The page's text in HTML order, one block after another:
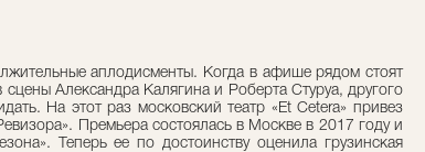
аплодисменты. Когда в афише рядом стоят
Александра Калягина и Роберта Стуруа, другого
На этот раз московский театр «Et Cetera» привез
Премьера состоялась в Москве в 2017 году и
Теперь ее по достоинству оценила грузинская